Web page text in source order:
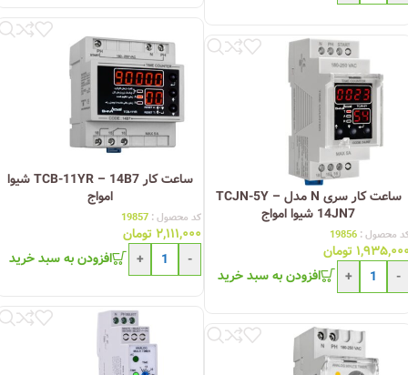
ساعت کار TCB-11YR – 14B7 شیوا
امواج
کد محصول : 19857
۲,۱۱۱,۰۰۰ تومان
-
+ افزودن به سبد خرید
ساعت کار سری N مدل TCJN-5Y –
14JN7 شیوا امواج
محصول : 19856
تومان
-
+ افزودن به سبد خرید